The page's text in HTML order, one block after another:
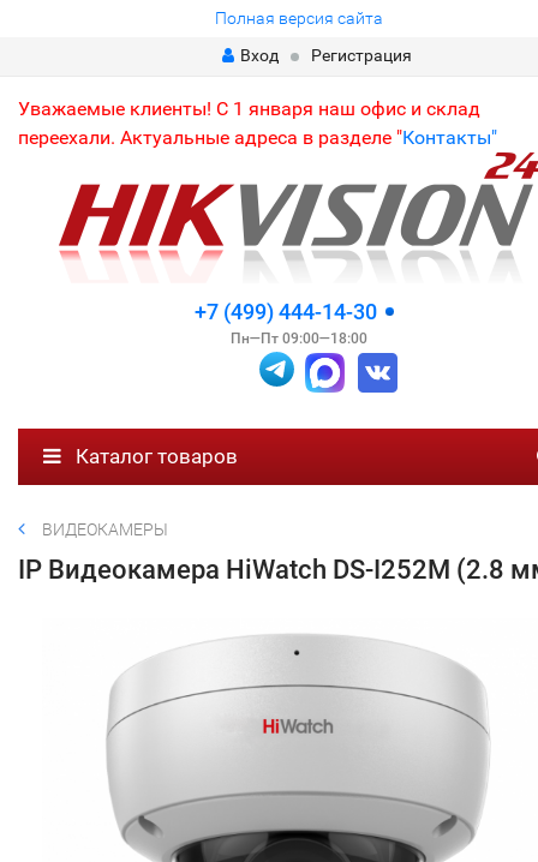
Полная версия сайта
Вход
Регистрация
Уважаемые клиенты! С 1 января наш офис и склад
переехали. Актуальные адреса в разделе "Контакты"
+7 (499) 444-14-30
Пн—Пт 09:00—18:00
Каталог товаров
ВИДЕОКАМЕРЫ
IP Видеокамера HiWatch DS-I252M (2.8